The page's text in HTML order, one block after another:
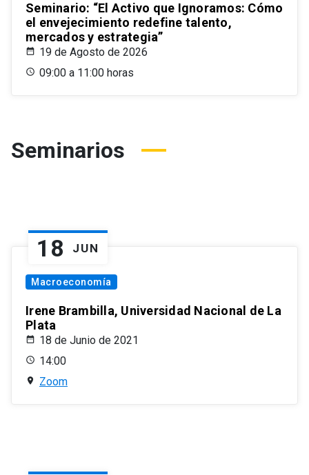
Seminario: “El Activo que Ignoramos: Cómo
el envejecimiento redefine talento,
mercados y estrategia”
19 de Agosto de 2026
09:00 a 11:00 horas
Seminarios
18 JUN
Macroeconomía
Irene Brambilla, Universidad Nacional de La
Plata
18 de Junio de 2021
14:00
Zoom